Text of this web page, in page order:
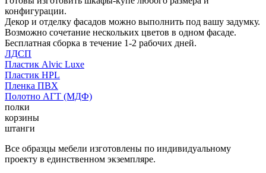
конфигурации.
Декор и отделку фасадов можно выполнить под вашу задумку.
Возможно сочетание нескольких цветов в одном фасаде.
Бесплатная сборка в течение 1-2 рабочих дней.
ЛДСП
Пластик Alvic Luxe
Пластик HPL
Пленка ПВХ
Полотно АГТ (МДФ)
полки
корзины
штанги
Все образцы мебели изготовлены по индивидуальному
проекту в единственном экземпляре.